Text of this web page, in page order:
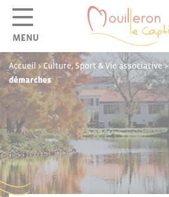
MENU
Accueil >Culture, Sport & Vie associative>
démarches
Panneau de gestion des cookies